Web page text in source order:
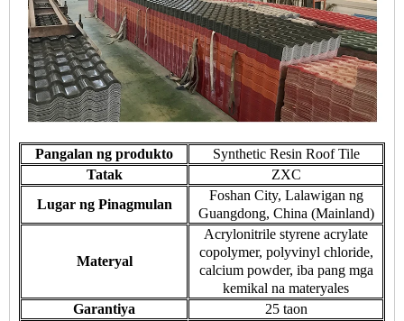
Pangalan ng produkto
Synthetic Resin Roof Tile
Tatak
ZXC
Lugar ng Pinagmulan
Foshan City, Lalawigan ng
Guangdong, China (Mainland)
Materyal
Acrylonitrile styrene acrylate
copolymer, polyvinyl chloride,
calcium powder, iba pang mga
kemikal na materyales
Garantiya
25 taon